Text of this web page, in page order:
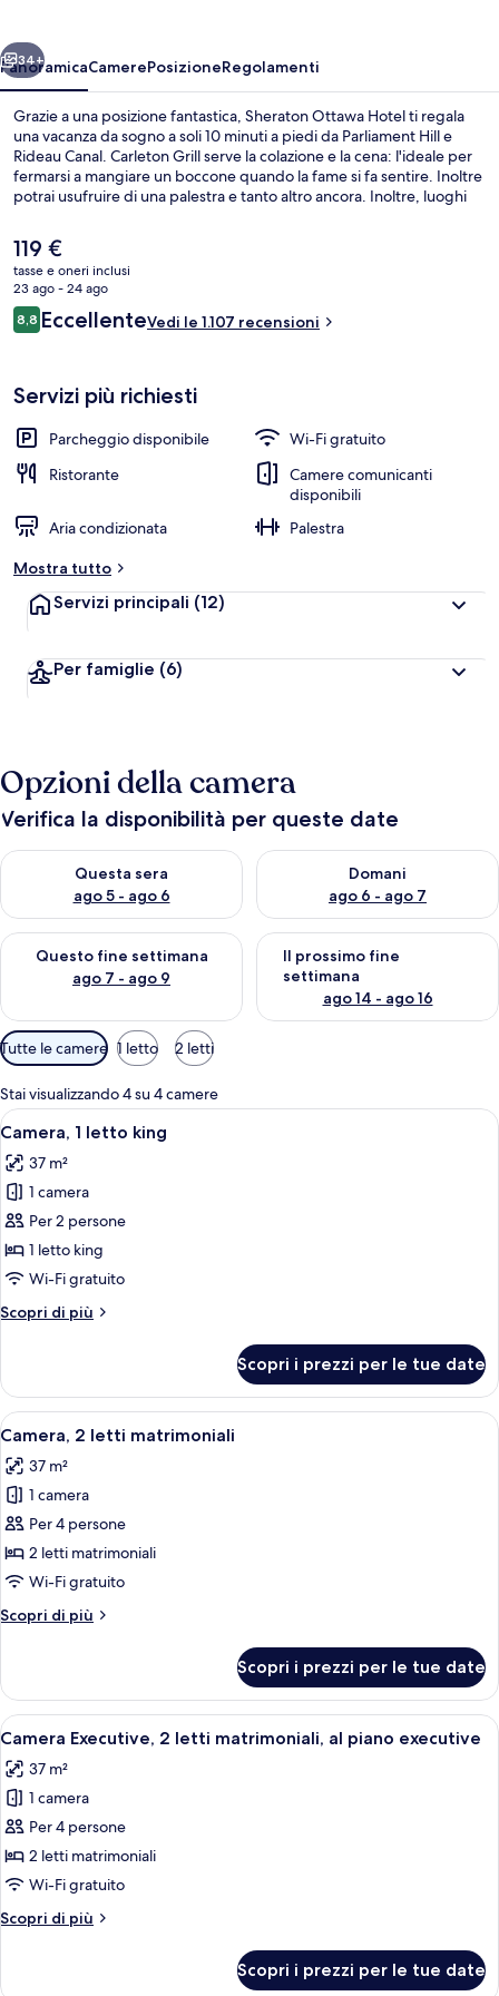
Avanti
34+
PanoramicaCamerePosizioneRegolamenti
Grazie a una posizione fantastica, Sheraton Ottawa Hotel ti regala
una vacanza da sogno a soli 10 minuti a piedi da Parliament Hill e
Rideau Canal. Carleton Grill serve la colazione e la cena: l'ideale per
fermarsi a mangiare un boccone quando la fame si fa sentire. Inoltre
potrai usufruire di una palestra e tanto altro ancora. Inoltre, luoghi
soli 10 minuti a piedi. Le recensioni dei viaggiatori menzionano il
personale gentile e la posizione centrale. Approfitta dei mezzi
pubblici nelle vicinanze: Stazione metro di Parliament è a 2 min e
Stazione di Lyon a 8 min a piedi.
Il
prezzo
attuale
è
119 €
119 €
tasse e oneri inclusi
23 ago - 24 ago
Recensioni
8,88,8 su 10
EccellenteVedi le 1.107 recensioni
Servizi più richiesti
Parcheggio disponibile
Wi-Fi gratuito
Ristorante
Camere comunicanti
disponibili
Aria condizionata
Palestra
Mostra tutto
Servizi principali (12)
Per famiglie (6)
Opzioni della camera
Verifica la disponibilità per queste date
Questa sera
ago 5 - ago 6
Verifica la disponibilità per questa sera, ago 5 - ago 6
Domani
ago 6 - ago 7
Verifica la disponibilità per
Questo fine settimana
ago 7 - ago 9
Verifica la disponibilità per questo fine settimana, ago 7 - ago
Il prossimo fine
settimana
ago 14 - ago 16
Verifica la disponibilità per il
Filtri
disponibili
per
le
camere
Tutte le camere 1 letto 2 letti
Stai visualizzando 4 su 4 camere
Apri
tutte
le
foto
per
Camera,
1
king
Una camera d'albergo con un letto
5
Camera, 1 letto king
37 m²
1 camera
Per 2 persone
1 letto king
Wi-Fi gratuito
Scopri di più
Altri
1
letto
king
Scopri i prezzi per le tue date
Apri
tutte
le
foto
per
Camera,
2
matrimoniali
Una camera d'albergo con due letti,
6
Camera, 2 letti matrimoniali
37 m²
1 camera
Per 4 persone
2 letti matrimoniali
Wi-Fi gratuito
Scopri di più
Altri
2
letti
matrimoniali
Scopri i prezzi per le tue date
Apri
tutte
le
foto
per
Camera
Executive,
letti
Una camera d'albergo con due letti,
9
Camera Executive, 2 letti matrimoniali, al piano executive
37 m²
1 camera
Per 4 persone
2 letti matrimoniali
Wi-Fi gratuito
Scopri di più
Altri
Scopri i prezzi per le tue date